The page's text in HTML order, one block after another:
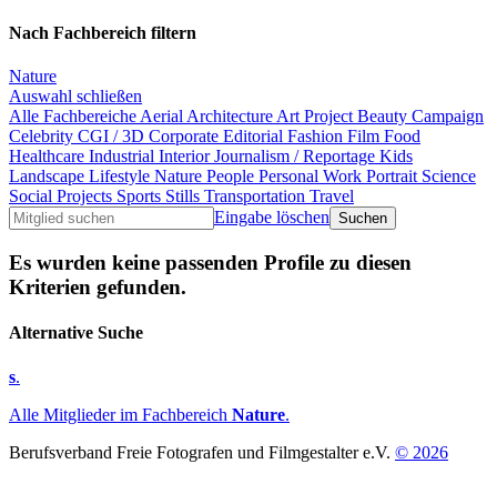
Nach Fachbereich filtern
Nature
Auswahl schließen
Alle Fachbereiche Aerial Architecture Art Project Beauty Campaign
Celebrity CGI / 3D Corporate Editorial Fashion Film Food
Healthcare Industrial InteriorJournalism / Reportage Kids
Landscape Lifestyle Nature People Personal Work Portrait Science
Social Projects Sports Stills Transportation Travel
Eingabe löschen
Es wurden keine passenden Profile zu diesen
Kriterien gefunden.
Alternative Suche
s.
Alle Mitglieder im Fachbereich Nature.
Berufsverband Freie Fotografen und Filmgestalter e.V. © 2026